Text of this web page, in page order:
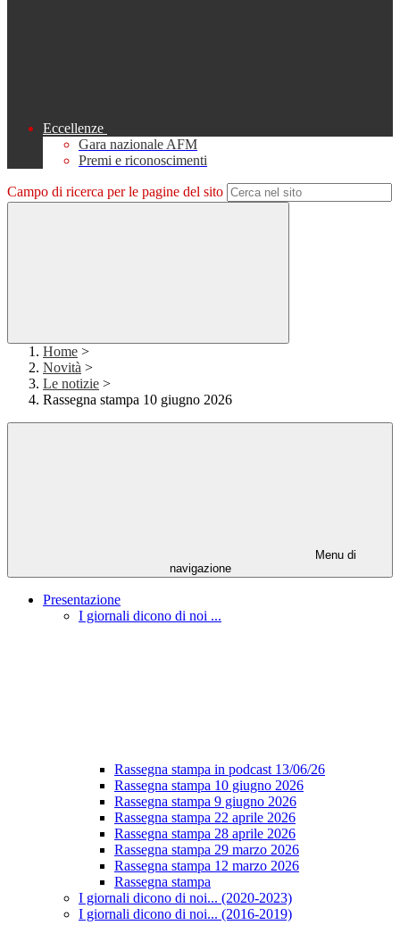
Eccellenze
Gara nazionale AFM
Premi e riconoscimenti
Campo di ricerca per le pagine del sito
Home >
Novità >
Le notizie >
Rassegna stampa 10 giugno 2026
Menu di
navigazione
Presentazione
I giornali dicono di noi ...
Rassegna stampa in podcast 13/06/26
Rassegna stampa 10 giugno 2026
Rassegna stampa 9 giugno 2026
Rassegna stampa 22 aprile 2026
Rassegna stampa 28 aprile 2026
Rassegna stampa 29 marzo 2026
Rassegna stampa 12 marzo 2026
Rassegna stampa
I giornali dicono di noi... (2020-2023)
I giornali dicono di noi... (2016-2019)